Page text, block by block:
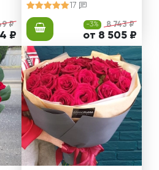
₽
₽
17
-3% 8 743 ₽
от 8 505 ₽